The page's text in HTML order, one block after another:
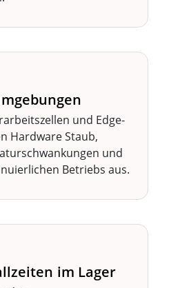
und Edge-
Hardware Staub,
und
Betriebs aus.
im Lager